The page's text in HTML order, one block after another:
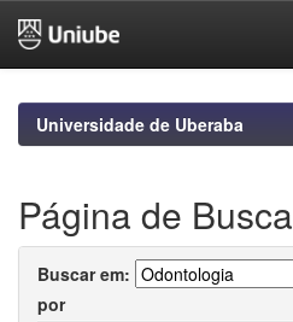
navigationUniversidade de Uberaba
Página de Busca
Buscar em:
por